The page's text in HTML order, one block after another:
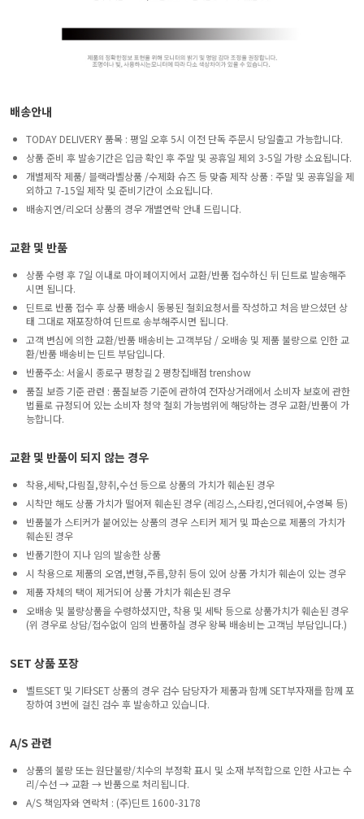
배송안내
TODAY DELIVERY 품목 : 평일 오후 5시 이전 단독 주문시 당일출고 가능합니다.
상품 준비 후 발송기간은 입금 확인 후 주말 및 공휴일 제외 3-5일 가량 소요됩니다.
개별제작 제품/ 블랙라벨상품 /수제화 슈즈 등 맞춤 제작 상품 : 주말 및 공휴일을 제
외하고 7-15일 제작 및 준비기간이 소요됩니다.
배송지연/리오더 상품의 경우 개별연락 안내 드립니다.
교환 및 반품
상품 수령 후 7일 이내로 마이페이지에서 교환/반품 접수하신 뒤 딘트로 발송해주
시면 됩니다.
딘트로 반품 접수 후 상품 배송시 동봉된 철회요청서를 작성하고 처음 받으셨던 상
태 그대로 재포장하여 딘트로 송부해주시면 됩니다.
고객 변심에 의한 교환/반품 배송비는 고객부담 / 오배송 및 제품 불량으로 인한 교
환/반품 배송비는 딘트 부담입니다.
반품주소: 서울시 종로구 평창길 2 평창집배점 trenshow
품질 보증 기준 관련 : 품질보증 기준에 관하여 전자상거래에서 소비자 보호에 관한
법률로 규정되어 있는 소비자 청약 철회 가능범위에 해당하는 경우 교환/반품이 가
능합니다.
교환 및 반품이 되지 않는 경우
착용,세탁,다림질,향취,수선 등으로 상품의 가치가 훼손된 경우
시착만 해도 상품 가치가 떨어져 훼손된 경우 (레깅스,스타킹,언더웨어,수영복 등)
반품불가 스티커가 붙어있는 상품의 경우 스티커 제거 및 파손으로 제품의 가치가
훼손된 경우
반품기한이 지나 임의 발송한 상품
시 착용으로 제품의 오염,변형,주름,향취 등이 있어 상품 가치가 훼손이 있는 경우
제품 자체의 택이 제거되어 상품 가치가 훼손된 경우
오배송 및 불량상품을 수령하셨지만, 착용 및 세탁 등으로 상품가치가 훼손된 경우
(위 경우로 상담/접수없이 임의 반품하실 경우 왕복 배송비는 고객님 부담입니다.)
SET 상품 포장
벨트SET 및 기타SET 상품의 경우 검수 담당자가 제품과 함께 SET부자재를 함께 포
장하여 3번에 걸친 검수 후 발송하고 있습니다.
A/S 관련
상품의 불량 또는 원단불량/치수의 부정확 표시 및 소재 부적합으로 인한 사고는 수
리/수선 → 교환 → 반품으로 처리됩니다.
A/S 책임자와 연락처 : (주)딘트 1600-3178